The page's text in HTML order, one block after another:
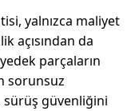
yalnızca maliyet
açısından da
parçaların
sorunsuz
sürüş güvenliğini